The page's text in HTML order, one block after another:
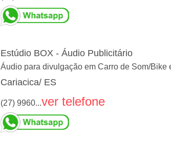
Estúdio BOX - Áudio Publicitário
Áudio para divulgação em Carro de Som/Bike
Cariacica/ ES
(27) 9960...ver telefone